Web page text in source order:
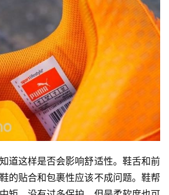
道这样是否会影响舒适性。鞋舌和前
的贴合和包裹性应该不成问题。鞋帮